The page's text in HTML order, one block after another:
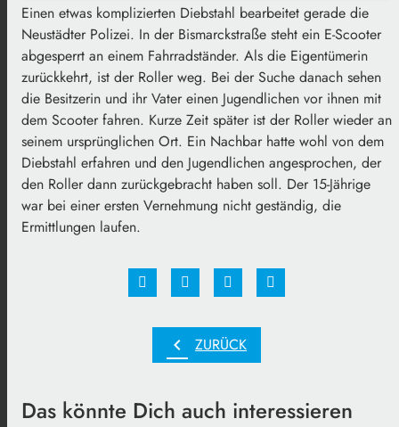
Einen etwas komplizierten Diebstahl bearbeitet gerade die
Neustädter Polizei. In der Bismarckstraße steht ein E-Scooter
abgesperrt an einem Fahrradständer. Als die Eigentümerin
zurückkehrt, ist der Roller weg. Bei der Suche danach sehen
die Besitzerin und ihr Vater einen Jugendlichen vor ihnen mit
dem Scooter fahren. Kurze Zeit später ist der Roller wieder an
seinem ursprünglichen Ort. Ein Nachbar hatte wohl von dem
Diebstahl erfahren und den Jugendlichen angesprochen, der
den Roller dann zurückgebracht haben soll. Der 15-Jährige
war bei einer ersten Vernehmung nicht geständig, die
Ermittlungen laufen.
chevron_left ZURÜCK
Das könnte Dich auch interessieren